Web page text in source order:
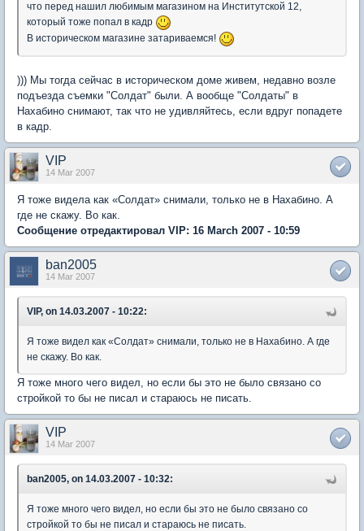
что перед нашил любимым магазином на Институтской 12,
который тоже попал в кадр
В историческом магазине затариваемся!
))) Мы тогда сейчас в историческом доме живем, недавно возле
подъезда съемки "Солдат" были. А вообще "Солдаты" в
Нахабино снимают, так что не удивляйтесь, если вдруг попадете
в кадр.
VIP
14 Mar 2007
Я тоже видела как «Солдат» снимали, только не в Нахабино. А
где не скажу. Во как.
Сообщение отредактировал VIP: 16 March 2007 - 10:59
ban2005
14 Mar 2007
VIP, on 14.03.2007 - 10:22:
Я тоже видел как «Солдат» снимали, только не в Нахабино. А где
не скажу. Во как.
Я тоже много чего видел, но если бы это не было связано со
стройкой то бы не писал и стараюсь не писать.
VIP
14 Mar 2007
ban2005, on 14.03.2007 - 10:32:
Я тоже много чего видел, но если бы это не было связано со
стройкой то бы не писал и стараюсь не писать.